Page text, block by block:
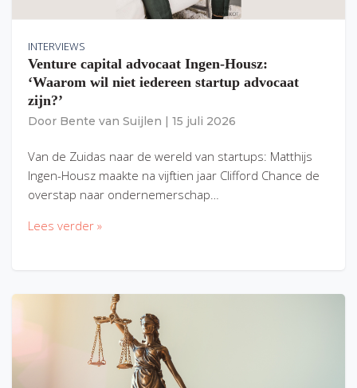
INTERVIEWS
Venture capital advocaat Ingen-Housz:
‘Waarom wil niet iedereen startup advocaat
zijn?’
Door Bente van Suijlen 15 juli 2026
Van de Zuidas naar de wereld van startups: Matthijs
Ingen-Housz maakte na vijftien jaar Clifford Chance de
overstap naar ondernemerschap…
Lees verder »